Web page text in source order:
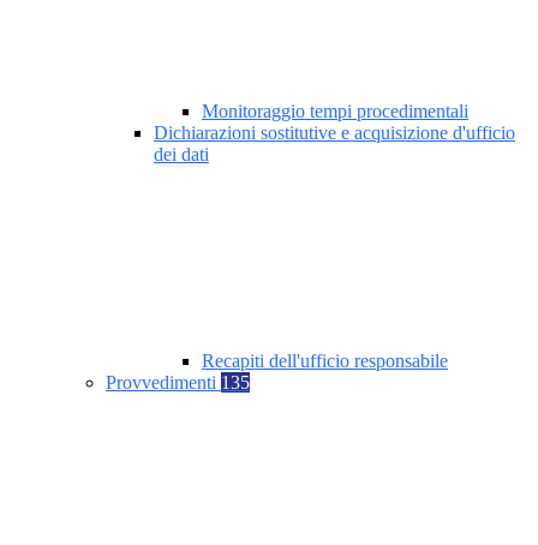
Monitoraggio tempi procedimentali
Dichiarazioni sostitutive e acquisizione d'ufficio
dei dati
Recapiti dell'ufficio responsabile
Provvedimenti 135